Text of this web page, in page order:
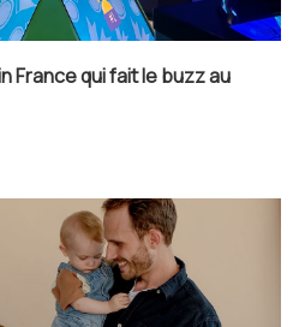
France qui fait le buzz au